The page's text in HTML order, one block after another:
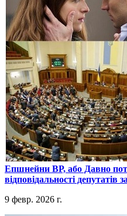
​Епшнейни ВР, або Давно
відповідальності депутатів
9 февр. 2026 г.